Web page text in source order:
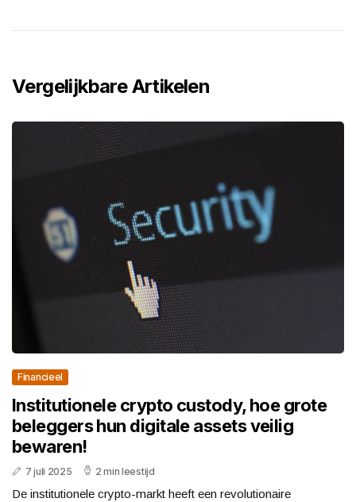
Vergelijkbare Artikelen
Financieel
Institutionele crypto custody, hoe grote
beleggers hun digitale assets veilig
bewaren!
7 juli 2025 2 min leestijd
De institutionele crypto-markt heeft een revolutionaire